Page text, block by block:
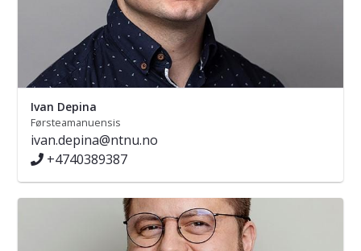
Ivan Depina
Førsteamanuensis
ivan.depina@ntnu.no
+4740389387